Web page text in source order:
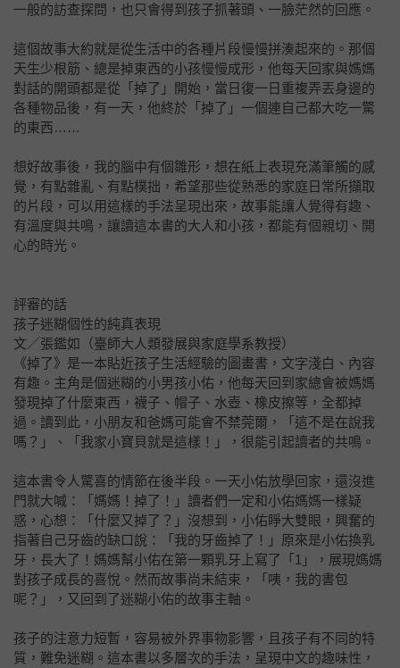
一般的訪查探問，也只會得到孩子抓著頭、一臉茫然的回應。
這個故事大約就是從生活中的各種片段慢慢拼湊起來的。那個
天生少根筋、總是掉東西的小孩慢慢成形，他每天回家與媽媽
對話的開頭都是從「掉了」開始，當日復一日重複弄丟身邊的
各種物品後，有一天，他終於「掉了」一個連自己都大吃一驚
的東西……
想好故事後，我的腦中有個雛形，想在紙上表現充滿筆觸的感
覺，有點雜亂、有點樸拙，希望那些從熟悉的家庭日常所擷取
的片段，可以用這樣的手法呈現出來，故事能讓人覺得有趣、
有溫度與共鳴，讓讀這本書的大人和小孩，都能有個親切、開
心的時光。
評審的話
孩子迷糊個性的純真表現
文／張鑑如（臺師大人類發展與家庭學系教授）
《掉了》是一本貼近孩子生活經驗的圖畫書，文字淺白、內容
有趣。主角是個迷糊的小男孩小佑，他每天回到家總會被媽媽
發現掉了什麼東西，襪子、帽子、水壺、橡皮擦等，全都掉
過。讀到此，小朋友和爸媽可能會不禁莞爾，「這不是在說我
嗎？」、「我家小寶貝就是這樣！」，很能引起讀者的共鳴。
這本書令人驚喜的情節在後半段。一天小佑放學回家，還沒進
門就大喊：「媽媽！掉了！」讀者們一定和小佑媽媽一樣疑
惑，心想：「什麼又掉了？」沒想到，小佑睜大雙眼，興奮的
指著自己牙齒的缺口說：「我的牙齒掉了！」原來是小佑換乳
牙，長大了！媽媽幫小佑在第一顆乳牙上寫了「1」，展現媽媽
對孩子成長的喜悅。然而故事尚未結束，「咦，我的書包
呢？」，又回到了迷糊小佑的故事主軸。
孩子的注意力短暫，容易被外界事物影響，且孩子有不同的特
質，難免迷糊。這本書以多層次的手法，呈現中文的趣味性，